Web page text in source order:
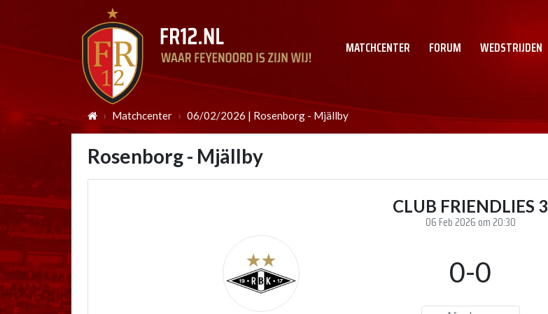
MATCHCENTER FORUM WEDSTRIJDEN
Matchcenter 06/02/2026 | Rosenborg - Mjällby
Rosenborg - Mjällby
CLUB FRIENDLIES 3
06 Feb 2026 om 20:30
0-0